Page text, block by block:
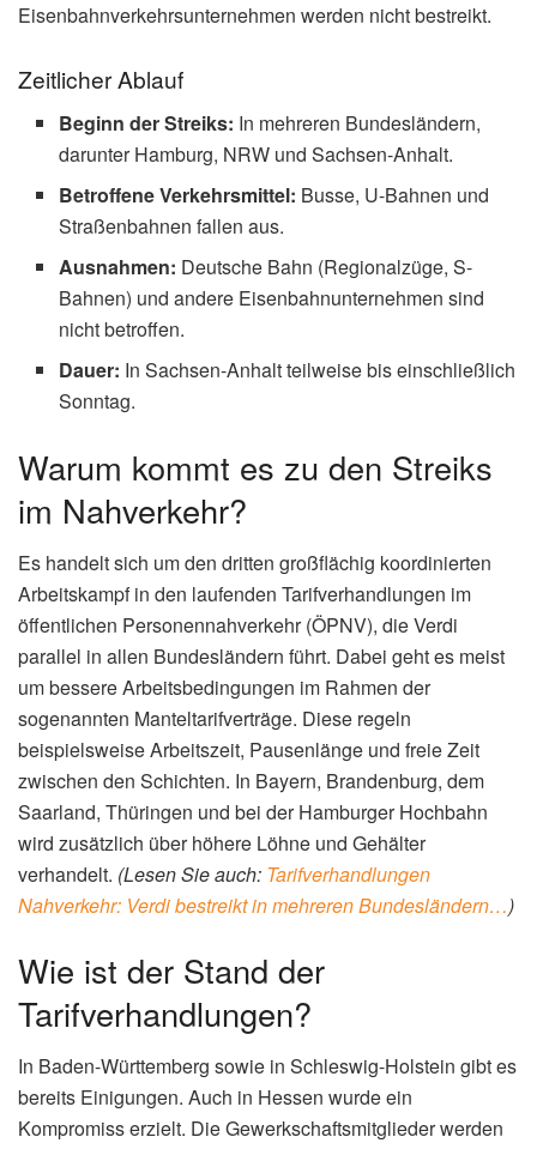
Eisenbahnverkehrsunternehmen werden nicht bestreikt.
Zeitlicher Ablauf
Beginn der Streiks: In mehreren Bundesländern,
darunter Hamburg, NRW und Sachsen-Anhalt.
Betroffene Verkehrsmittel: Busse, U-Bahnen und
Straßenbahnen fallen aus.
Ausnahmen: Deutsche Bahn (Regionalzüge, S-
Bahnen) und andere Eisenbahnunternehmen sind
nicht betroffen.
Dauer: In Sachsen-Anhalt teilweise bis einschließlich
Sonntag.
Warum kommt es zu den Streiks
im Nahverkehr?
Es handelt sich um den dritten großflächig koordinierten
Arbeitskampf in den laufenden Tarifverhandlungen im
öffentlichen Personennahverkehr (ÖPNV), die Verdi
parallel in allen Bundesländern führt. Dabei geht es meist
um bessere Arbeitsbedingungen im Rahmen der
sogenannten Manteltarifverträge. Diese regeln
beispielsweise Arbeitszeit, Pausenlänge und freie Zeit
zwischen den Schichten. In Bayern, Brandenburg, dem
Saarland, Thüringen und bei der Hamburger Hochbahn
wird zusätzlich über höhere Löhne und Gehälter
verhandelt. (Lesen Sie auch: Tarifverhandlungen
Nahverkehr: Verdi bestreikt in mehreren Bundesländern…)
Wie ist der Stand der
Tarifverhandlungen?
In Baden-Württemberg sowie in Schleswig-Holstein gibt es
bereits Einigungen. Auch in Hessen wurde ein
Kompromiss erzielt. Die Gewerkschaftsmitglieder werden